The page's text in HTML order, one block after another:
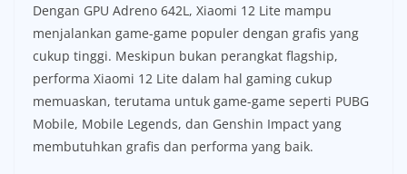
Dengan GPU Adreno 642L, Xiaomi 12 Lite mampu
menjalankan game-game populer dengan grafis yang
cukup tinggi. Meskipun bukan perangkat flagship,
performa Xiaomi 12 Lite dalam hal gaming cukup
memuaskan, terutama untuk game-game seperti PUBG
Mobile, Mobile Legends, dan Genshin Impact yang
membutuhkan grafis dan performa yang baik.